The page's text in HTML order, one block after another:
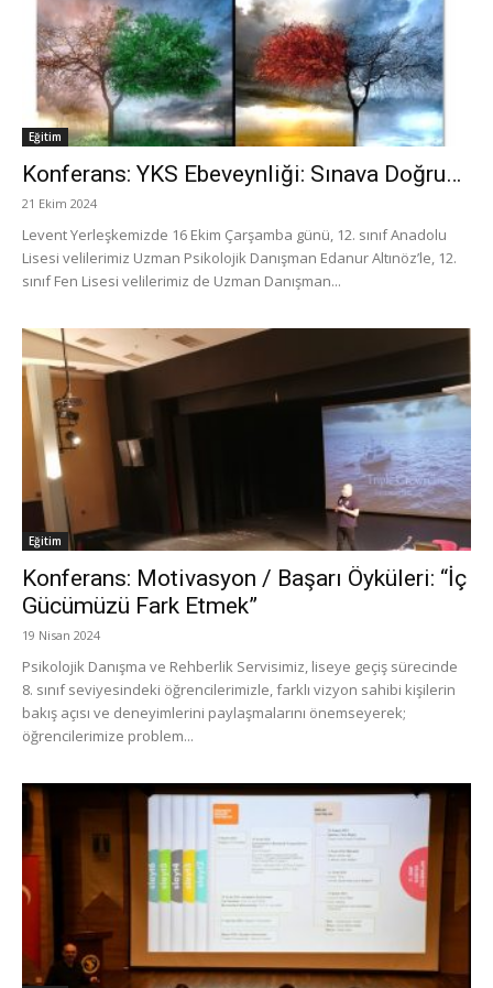
Eğitim
Konferans: YKS Ebeveynliği: Sınava Doğru…
21 Ekim 2024
Levent Yerleşkemizde 16 Ekim Çarşamba günü, 12. sınıf Anadolu
Lisesi velilerimiz Uzman Psikolojik Danışman Edanur Altınöz’le, 12.
sınıf Fen Lisesi velilerimiz de Uzman Danışman...
Eğitim
Konferans: Motivasyon / Başarı Öyküleri: “İç
Gücümüzü Fark Etmek”
19 Nisan 2024
Psikolojik Danışma ve Rehberlik Servisimiz, liseye geçiş sürecinde
8. sınıf seviyesindeki öğrencilerimizle, farklı vizyon sahibi kişilerin
bakış açısı ve deneyimlerini paylaşmalarını önemseyerek;
öğrencilerimize problem...